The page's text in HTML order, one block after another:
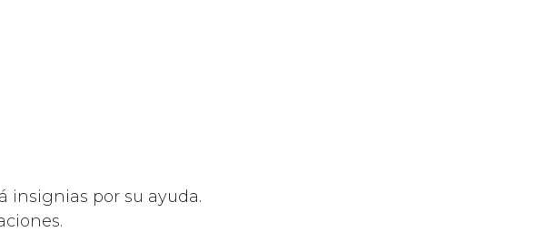
insignias por su ayuda.